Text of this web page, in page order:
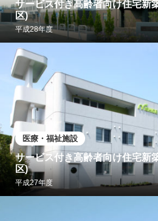
サービス付き高齢者向け住宅新
区)
平成28年度
医療・福祉施設
サービス付き高齢者向け住宅新
区)
平成27年度